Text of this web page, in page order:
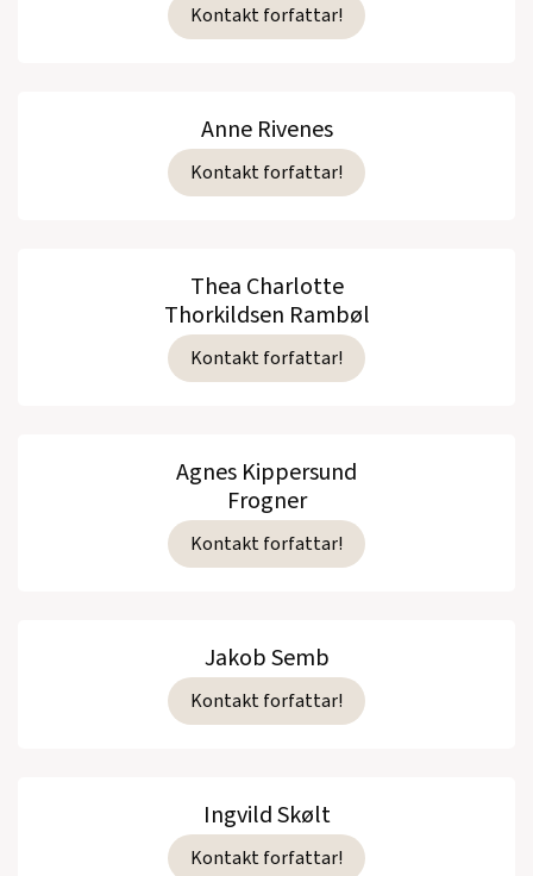
Kontakt forfattar!
Anne Rivenes
Kontakt forfattar!
Thea Charlotte
Thorkildsen Rambøl
Kontakt forfattar!
Agnes Kippersund
Frogner
Kontakt forfattar!
Jakob Semb
Kontakt forfattar!
Ingvild Skølt
Kontakt forfattar!